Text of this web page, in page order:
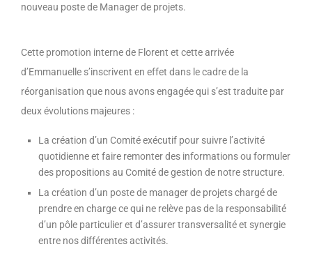
nouveau poste de Manager de projets.
Cette promotion interne de Florent et cette arrivée
d’Emmanuelle s’inscrivent en effet dans le cadre de la
réorganisation que nous avons engagée qui s’est traduite par
deux évolutions majeures :
La création d’un Comité exécutif pour suivre l’activité
quotidienne et faire remonter des informations ou formuler
des propositions au Comité de gestion de notre structure.
La création d’un poste de manager de projets chargé de
prendre en charge ce qui ne relève pas de la responsabilité
d’un pôle particulier et d’assurer transversalité et synergie
entre nos différentes activités.